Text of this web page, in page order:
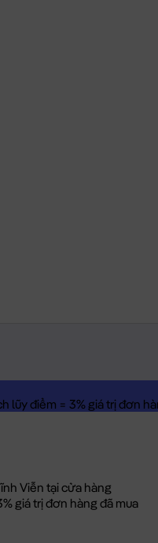
điểm = 3% giá trị đơn
Viễn tại cửa hàng
giá trị đơn hàng đã mua